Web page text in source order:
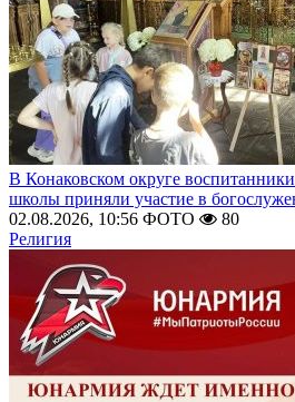
В Конаковском округе
школы приняли участие в
02.08.2026, 10:56 ФОТО
80
Религия